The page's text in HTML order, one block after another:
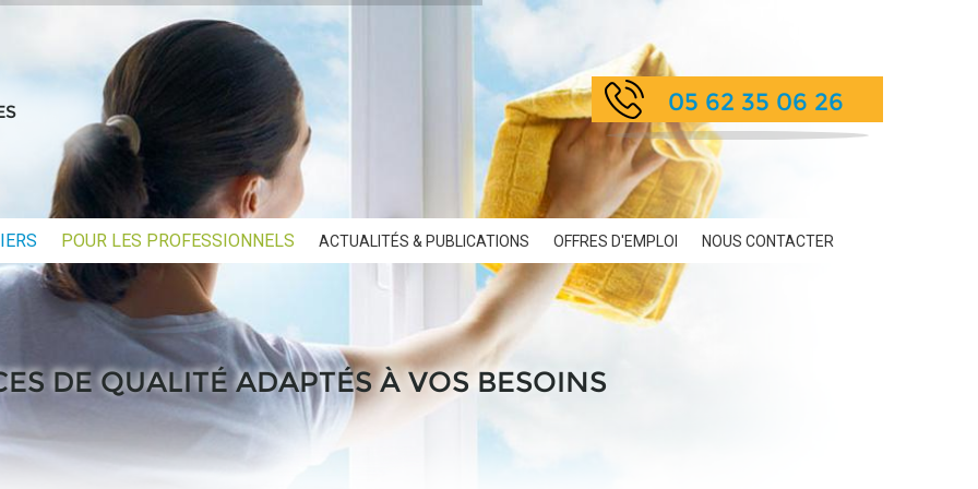
05 62 35 06 26
POUR LES PROFESSIONNELS ACTUALITÉS & PUBLICATIONS OFFRES D'EMPLOI NOUS CONTACTER
DE QUALITÉ ADAPTÉS À VOS BESOINS